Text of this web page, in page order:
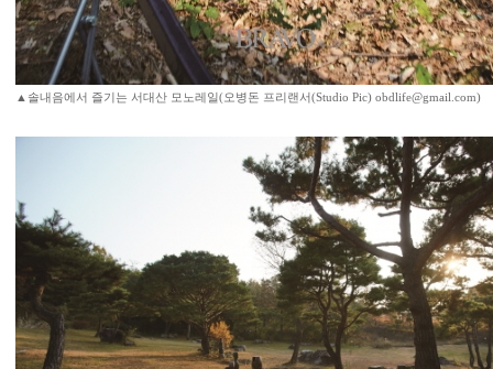
▲솔내음에서 즐기는 서대산 모노레일(오병돈 프리랜서(Studio Pic) obdlife@gmail.com)